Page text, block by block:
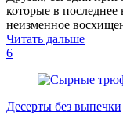
которые в
неизменное
Читать дальше
6
Десерты без выпечки